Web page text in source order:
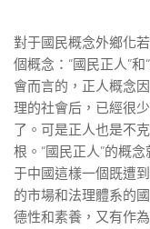
對于國民概念外鄉化
個概念：“國民正人”
會而言的，正人概念
理的社會后，已經很
了。可是正人也是不
根。“國民正人”的概
于中國這樣一個既遭
的市場和法理體系的
德性和素養，又有作